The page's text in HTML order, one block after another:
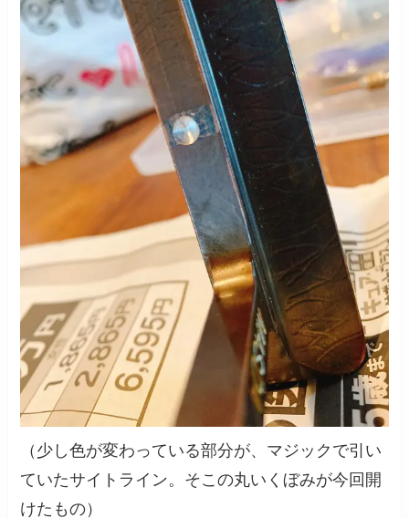
（少し色が変わっている部分が、マジックで引い
ていたサイトライン。そこの丸いくぼみが今回開
けたもの）